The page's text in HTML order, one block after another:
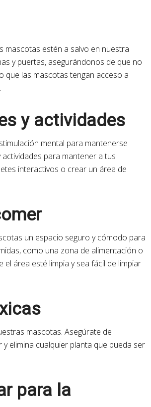
mascotas estén a salvo en nuestra
y puertas, asegurándonos de que no
que las mascotas tengan acceso a
y actividades
mental para mantenerse
para mantener a tus
interactivos o crear un área de
un espacio seguro y cómodo para
como una zona de alimentación o
área esté limpia y sea fácil de limpiar
mascotas. Asegúrate de
elimina cualquier planta que pueda ser
para la